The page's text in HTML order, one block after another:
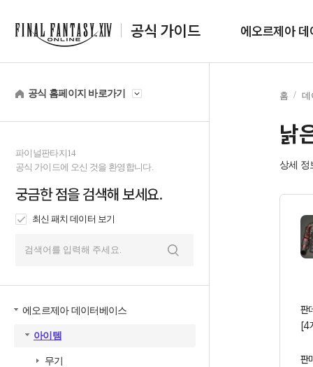
공식 가이드 에오르제아
공식 홈페이지 바로가기
파이널판타지14
공식 가이드에 오신 것을 환영합니다.
궁금한 점을 검색해 보세요.
최신 패치 데이터 보기
에오르제아 데이터베이스
아이템
무기
홈 데
낡
상세 정
판
[4
판